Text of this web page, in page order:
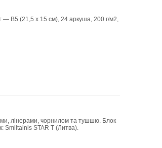
— B5 (21,5 х 15 см), 24 аркуша, 200 г/м2,
лінерами, чорнилом та тушшю. Блок
Smiltainis STAR T (Литва).